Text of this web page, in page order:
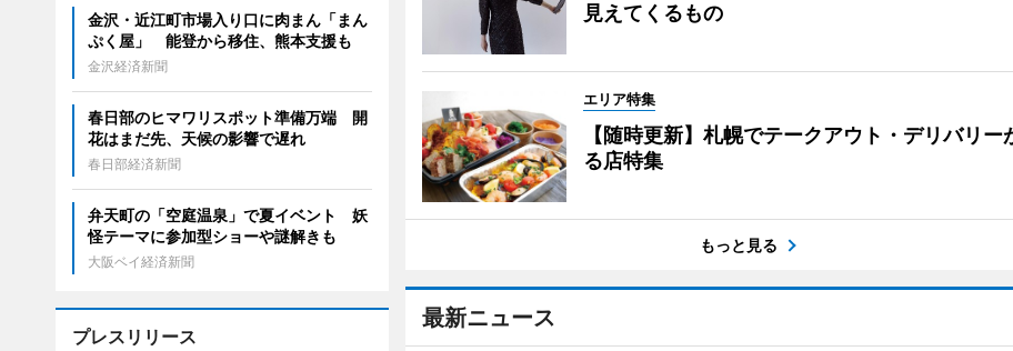
見えてくるもの
エリア特集
【随時更新】札幌でテークアウト・デリバリー
る店特集
もっと見る
最新ニュース
金沢・近江町市場入り口に肉まん「まん
ぷく屋」 能登から移住、熊本支援も
金沢経済新聞
春日部のヒマワリスポット準備万端 開
花はまだ先、天候の影響で遅れ
春日部経済新聞
弁天町の「空庭温泉」で夏イベント 妖
怪テーマに参加型ショーや謎解きも
大阪ベイ経済新聞
プレスリリース